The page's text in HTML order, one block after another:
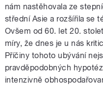
nám nastěhovala ze
střední Asie a rozšířila se
Ovšem od 60. let 20.
míry, že dnes je u nás
Příčiny tohoto ubývání
pravděpodobných
intenzivně